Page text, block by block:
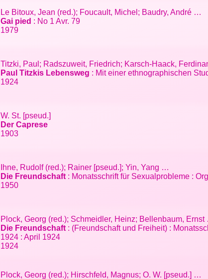
Le Bitoux, Jean (red.); Foucault, Michel; Baudry, André …
Gai pied : No 1 Avr. 79
1979
Titzki, Paul; Radszuweit, Friedrich; Karsch-Haack,
Paul Titzkis Lebensweg : Mit einer ethnographischen
1924
W. St. [pseud.]
Der Caprese
1903
Ihne, Rudolf (red.); Rainer [pseud.]; Yin, Yang …
Die Freundschaft : Monatsschrift für Sexualprobleme :
1950
Plock, Georg (red.); Schmeidler, Heinz; Bellenbaum,
Die Freundschaft : (Freundschaft und Freiheit) :
1924 : April 1924
1924
Plock, Georg (red.); Hirschfeld, Magnus; O. W. [pseud.] …